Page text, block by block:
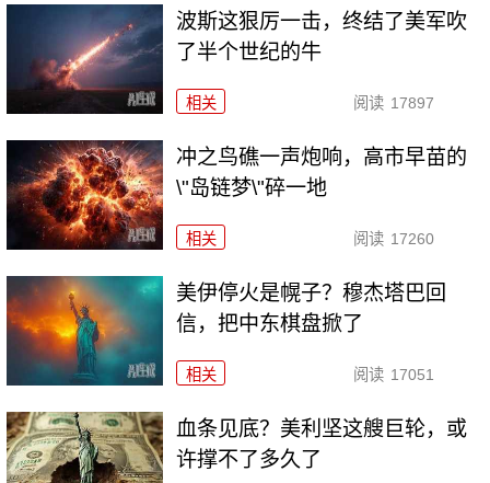
波斯这狠厉一击，终结了美军吹
了半个世纪的牛
相关 阅读 17897
冲之鸟礁一声炮响，高市早苗的
\"岛链梦\"碎一地
相关 阅读 17260
美伊停火是幌子？穆杰塔巴回
信，把中东棋盘掀了
相关 阅读 17051
血条见底？美利坚这艘巨轮，或
许撑不了多久了